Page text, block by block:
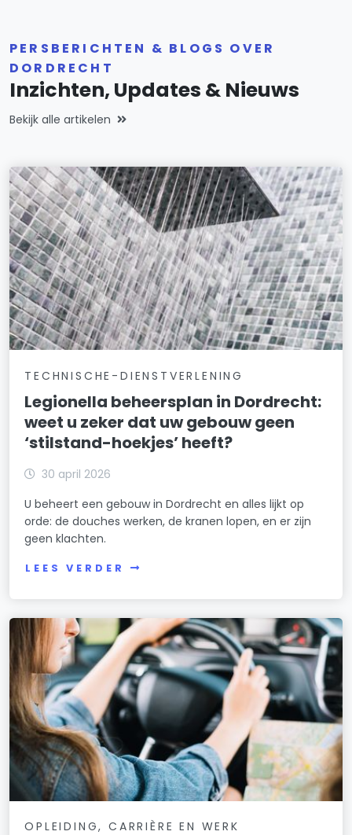
PERSBERICHTEN & BLOGS OVER
DORDRECHT
Inzichten, Updates & Nieuws
Bekijk alle artikelen
TECHNISCHE-DIENSTVERLENING
Legionella beheersplan in Dordrecht:
weet u zeker dat uw gebouw geen
‘stilstand-hoekjes’ heeft?
30 april 2026
U beheert een gebouw in Dordrecht en alles lijkt op
orde: de douches werken, de kranen lopen, en er zijn
geen klachten.
LEES VERDER
OPLEIDING, CARRIÈRE EN WERK